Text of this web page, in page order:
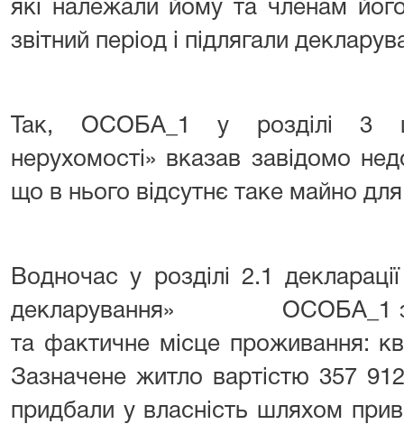
які належали йому та членам його
звітний період і підлягали
Так, ОСОБА_1 у розділі 3
нерухомості» вказав завідомо
що в нього відсутнє таке майно
Водночас у розділі 2.1
декларування» ОСОБА_1
та фактичне місце проживання:
Зазначене житло вартістю 357
придбали у власність шляхом